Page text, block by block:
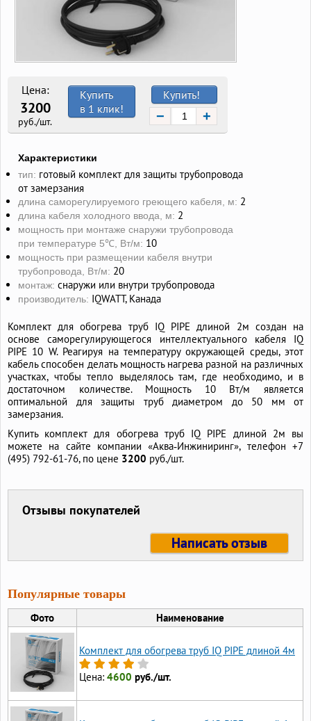
Цена:
3200
руб./шт.
Купить!
− +
Купить
в 1 клик!
Характеристики
тип: готовый комплект для защиты трубопровода
от замерзания
длина саморегулируемого греющего кабеля, м: 2
длина кабеля холодного ввода, м: 2
мощность при монтаже снаружи трубопровода
при температуре 5℃, Вт/м: 10
мощность при размещении кабеля внутри
трубопровода, Вт/м: 20
монтаж: снаружи или внутри трубопровода
производитель: IQWATT, Канада
Комплект для обогрева труб IQ PIPE длиной 2м создан на
основе саморегулирующегося интеллектуального кабеля IQ
PIPE 10 W. Реагируя на температуру окружающей среды, этот
кабель способен делать мощность нагрева разной на различных
участках, чтобы тепло выделялось там, где необходимо, и в
достаточном количестве. Мощность 10 Вт/м является
оптимальной для защиты труб диаметром до 50 мм от
замерзания.
Купить комплект для обогрева труб IQ PIPE длиной 2м вы
можете на сайте компании «Аква‑Инжиниринг», телефон +7
(495) 792-61-76, по цене 3200 руб./шт.
Отзывы покупателей
Написать отзыв
Популярные товары
Фото Наименование
Комплект для обогрева труб IQ PIPE длиной 4м
Цена: 4600 руб./шт.